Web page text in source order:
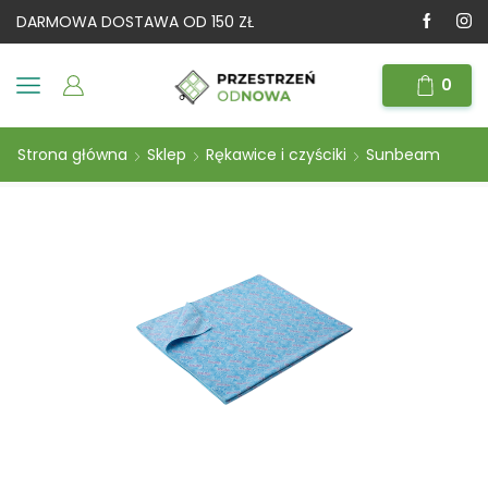
DARMOWA DOSTAWA OD 150 ZŁ
0
Strona główna Sklep Rękawice i czyściki Sunbeam